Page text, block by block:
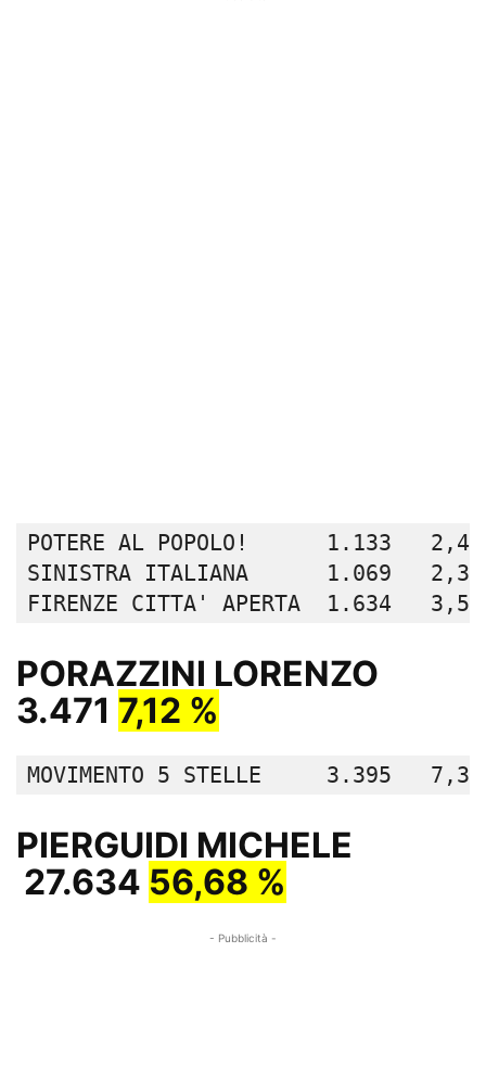
POTERE AL POPOLO!      1.133   2,44
SINISTRA ITALIANA      1.069   2,3
FIRENZE CITTA' APERTA  1.634   3,52
PORAZZINI LORENZO
3.471 7,12 %
MOVIMENTO 5 STELLE     3.395   7,31
PIERGUIDI MICHELE
27.634 56,68 %
- Pubblicità -